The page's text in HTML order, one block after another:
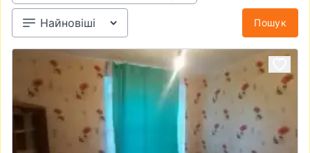
Пошук